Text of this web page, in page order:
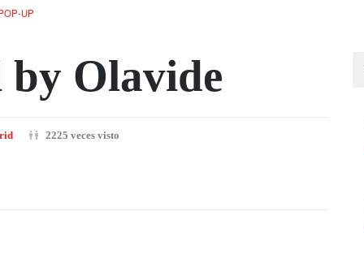
UP
by Olavide
2225 veces visto